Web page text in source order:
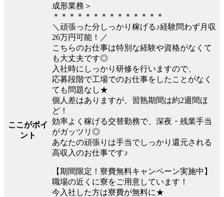
ここがポイ
ント
成形業務＞
＊＊＊＊＊＊＊＊＊＊＊＊＊＊
＼頑張った分しっかり稼げる♪経験問わず月収
26万円可能！／
こちらのお仕事は特別な経験や資格がなくて
も大丈夫です◎
入社時にしっかり研修を行いますので、
応募段階で工場でのお仕事をしたことがなく
ても問題なし★
個人差はありますが、習熟期間は約2週間ほ
ど！
効率よく稼げる交替勤務で、深夜・残業手当
がガッツリ◎
あなたの頑張りは手当でしっかり還元される
高収入のお仕事です♪
【期間限定！寮費無料キャンペーン実施中】
職場の近くに寮をご用意しています！
今入社した方は寮費が無料に★